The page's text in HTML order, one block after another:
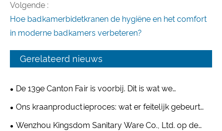
Volgende :
Hoe badkamerbidetkranen de hygiëne en het comfort
in moderne badkamers verbeteren?
Gerelateerd nieuws
De 139e Canton Fair is voorbij. Dit is wat we
daadwerkelijk zagen op onze stand.
Ons kraanproductieproces: wat er feitelijk gebeurt
achter de bestelling
Wenzhou Kingsdom Sanitary Ware Co., Ltd. op de